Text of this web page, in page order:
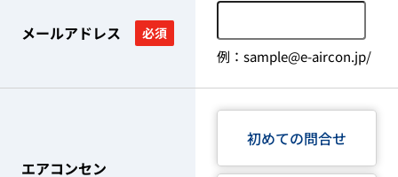
メールアドレス 必須
例：sample@e-aircon.jp/
エアコンセン
初めての問合せ